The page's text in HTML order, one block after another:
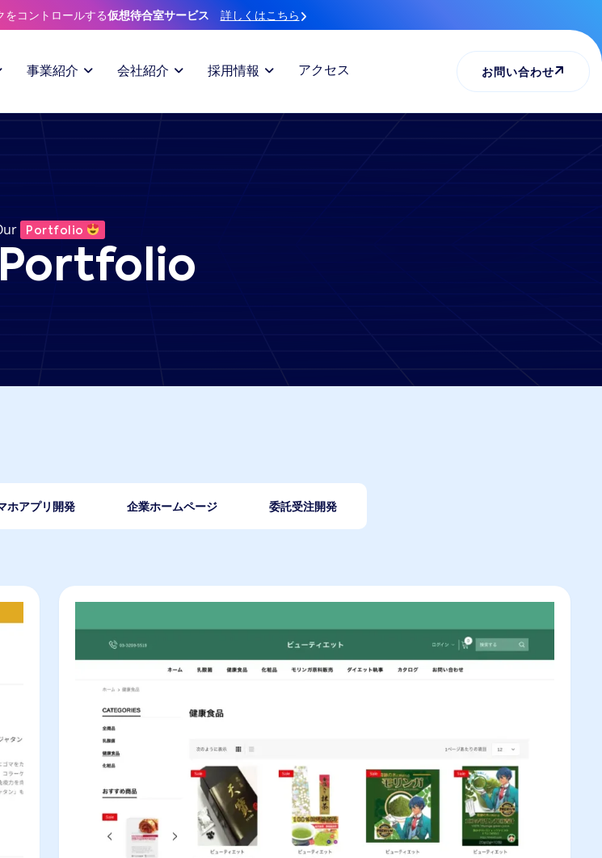
コントロールする仮想待合室サービス 詳しくはこちら
事業紹介 会社紹介 採用情報 アクセス お問い合わせ
Portfolio
ホアプリ開発 企業ホームページ 委託受注開発